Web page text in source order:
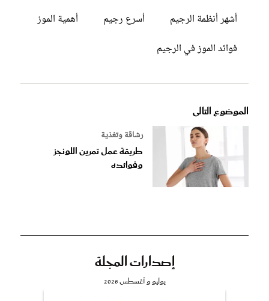
أشهر أنظمة الرجيم
أسرع رجيم
أهمية الموز
فوائد الموز في الرجيم
الموضوع التالى
رشاقة وتغذية
طريقة عمل تمرين اللونجز
وفوائده
إصدارات المجلة
يوليو و أغسطس 2026